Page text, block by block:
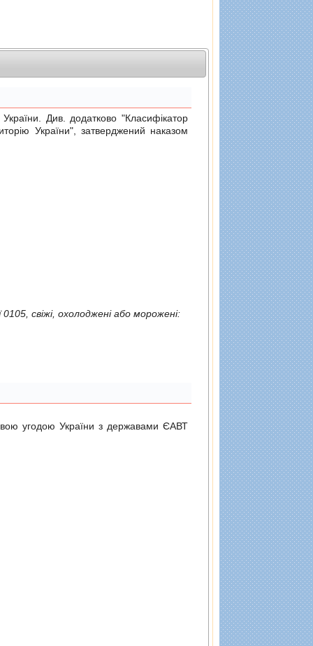
Див. додатково "Класифiкатор
України", затверджений наказом
М'ясо та їстiвнi субпродукти свiйської птицi, зазначеної в товарнiй позицiї 0105, свiжi, охолодженi або мороженi:
угодою України з державами ЄАВТ